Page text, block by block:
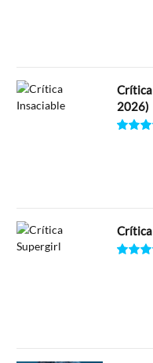
Crítica
2026)
Crítica